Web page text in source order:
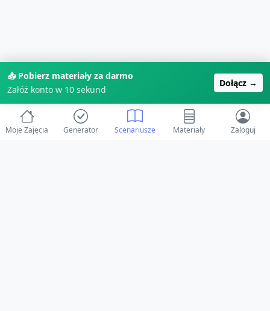
📥 Pobierz materiały za darmo
Załóż konto w 10 sekund
Dołącz →
Moje Zajęcia Generator Scenariusze Materiały Zaloguj